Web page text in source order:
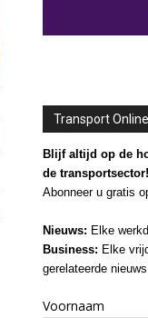
Transport
Blijf altijd op de
de transportsector!
Abonneer u gratis
Nieuws: Elke
Business: Elke
gerelateerde nieuws.
Voornaam